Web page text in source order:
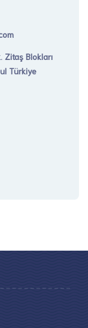
Zitaş Blokları
Türkiye